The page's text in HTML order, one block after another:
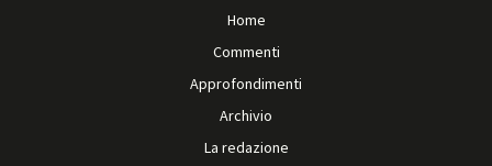
Home
Commenti
Approfondimenti
Archivio
La redazione